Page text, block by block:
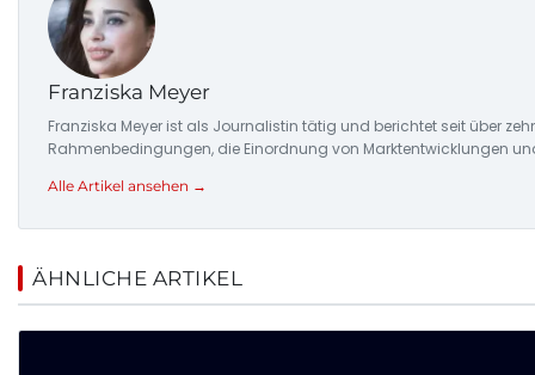
Franziska Meyer
Franziska Meyer ist als Journalistin tätig und berichtet seit über
Rahmenbedingungen, die Einordnung von Marktentwicklungen
Alle Artikel ansehen →
ÄHNLICHE ARTIKEL